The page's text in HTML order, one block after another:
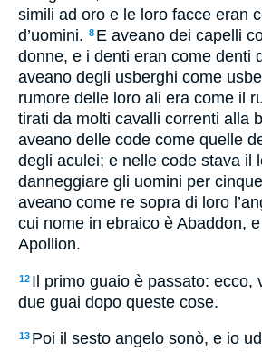
simili ad oro e le loro facce eran
d’uomini. 8 E aveano dei capelli
donne, e i denti eran come denti
aveano degli usberghi come
rumore delle loro ali era come il
tirati da molti cavalli correnti alla
aveano delle code come quelle
degli aculei; e nelle code stava il
danneggiare gli uomini per
aveano come re sopra di loro
cui nome in ebraico è Abaddon,
Apollion.
12 Il primo guaio è passato: ecco,
due guai dopo queste cose.
13 Poi il sesto angelo sonò, e io